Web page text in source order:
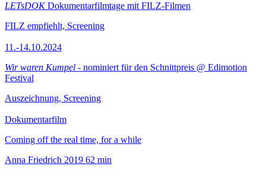
LETsDOKDokumentarfilmtage mit FILZ-Filmen
FILZ empfiehlt, Screening
11.-14.10.2024
Wir waren Kumpel - nominiert für den Schnittpreis @ Edimotion
Festival
Auszeichnung, Screening
Dokumentarfilm
Coming off the real time, for a while
Anna Friedrich 2019 62 min